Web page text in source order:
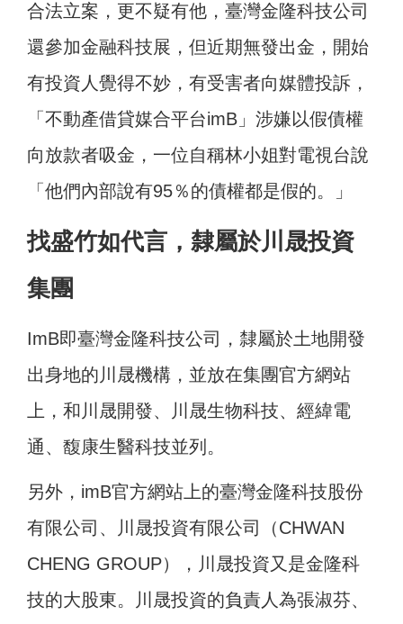
合法立案，更不疑有他，臺灣金隆科技公司
還參加金融科技展，但近期無發出金，開始
有投資人覺得不妙，有受害者向媒體投訴，
「不動產借貸媒合平台imB」涉嫌以假債權
向放款者吸金，一位自稱林小姐對電視台說
「他們內部說有95％的債權都是假的。」
找盛竹如代言，隸屬於川晟投資
集團
ImB即臺灣金隆科技公司，隸屬於土地開發
出身地的川晟機構，並放在集團官方網站
上，和川晟開發、川晟生物科技、經緯電
通、馥康生醫科技並列。
另外，imB官方網站上的臺灣金隆科技股份
有限公司、川晟投資有限公司（CHWAN
CHENG GROUP），川晟投資又是金隆科
技的大股東。川晟投資的負責人為張淑芬、